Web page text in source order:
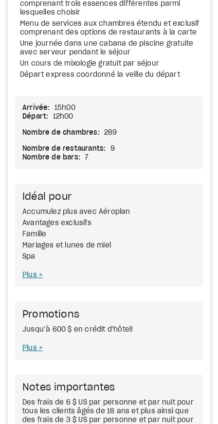
comprenant trois essences différentes parmi
lesquelles choisir
Menu de services aux chambres étendu et exclusif
comprenant des options de restaurants à la carte
Une journée dans une cabana de piscine gratuite
avec serveur pendant le séjour
Un cours de mixologie gratuit par séjour
Départ express coordonné la veille du départ
Arrivée:
15h00
Départ:
12h00
Nombre de chambres: 289
Nombre de restaurants:
9
Nombre de bars:
7
Idéal pour
Accumulez plus avec Aéroplan
Avantages exclusifs
Famille
Mariages et lunes de miel
Spa
Plus
Promotions
Jusqu’à 600 $ en crédit d'hôtel!
Plus
Notes importantes
Des frais de 6 $ US par personne et par nuit pour
tous les clients âgés de 18 ans et plus ainsi que
des frais de 3 $ US par personne et par nuit pour